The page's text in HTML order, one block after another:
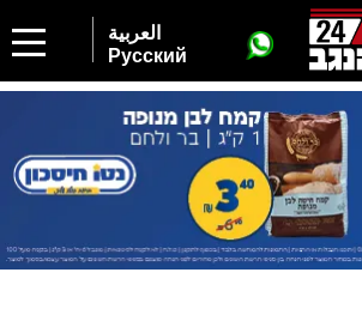
العربية
Русский